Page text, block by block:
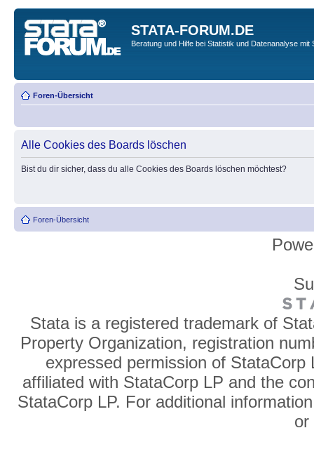
STATA-FORUM.DE
Beratung und Hilfe bei Statistik und Datenanalyse mit
Foren-Übersicht
Alle Cookies des Boards löschen
Bist du dir sicher, dass du alle Cookies des Boards löschen möchtest?
Foren-Übersicht
Stata is a registered trademark of
Property Organization, registration
expressed permission of
affiliated with StataCorp LP and the
StataCorp LP. For additional
or